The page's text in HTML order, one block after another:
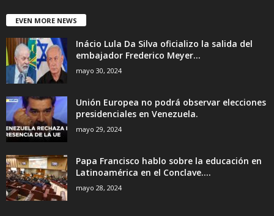
EVEN MORE NEWS
Inácio Lula Da Silva oficializo la salida del
embajador Frederico Meyer...
mayo 30, 2024
Unión Europea no podrá observar elecciones
presidenciales en Venezuela.
mayo 29, 2024
Papa Francisco hablo sobre la educación en
Latinoamérica en el Conclave....
mayo 28, 2024